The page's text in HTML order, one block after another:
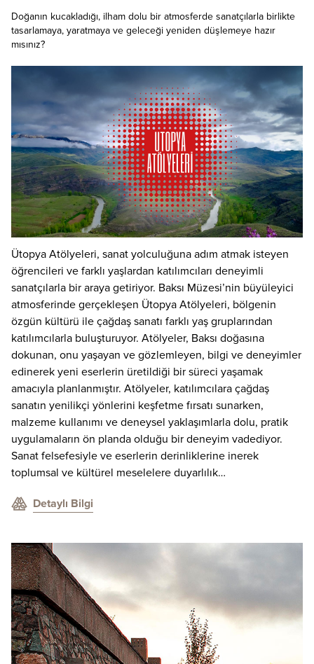
Doğanın kucakladığı, ilham dolu bir atmosferde sanatçılarla birlikte
tasarlamaya, yaratmaya ve geleceği yeniden düşlemeye hazır
mısınız?
Ütopya Atölyeleri, sanat yolculuğuna adım atmak isteyen
öğrencileri ve farklı yaşlardan katılımcıları deneyimli
sanatçılarla bir araya getiriyor. Baksı Müzesi’nin büyüleyici
atmosferinde gerçekleşen Ütopya Atölyeleri, bölgenin
özgün kültürü ile çağdaş sanatı farklı yaş gruplarından
katılımcılarla buluşturuyor. Atölyeler, Baksı doğasına
dokunan, onu yaşayan ve gözlemleyen, bilgi ve deneyimler
edinerek yeni eserlerin üretildiği bir süreci yaşamak
amacıyla planlanmıştır. Atölyeler, katılımcılara çağdaş
sanatın yenilikçi yönlerini keşfetme fırsatı sunarken,
malzeme kullanımı ve deneysel yaklaşımlarla dolu, pratik
uygulamaların ön planda olduğu bir deneyim vadediyor.
Sanat felsefesiyle ve eserlerin derinliklerine inerek
toplumsal ve kültürel meselelere duyarlılık…
Detaylı Bilgi